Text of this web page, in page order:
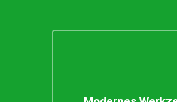
Unsere Vorteile